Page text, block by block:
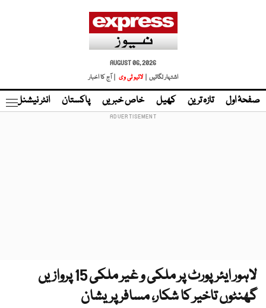
AUGUST 06, 2026
اشتہار لگائیں |
لائیو ٹی وی | آج کا اخبار
صفحۂ اول تازہ ترین کھیل خاص خبریں پاکستان انٹر نیشنل
لاہور ایئرپورٹ پر ملکی و غیر ملکی 15 پروازیں
گھنٹوں تاخیر کا شکار، مسافر پریشان